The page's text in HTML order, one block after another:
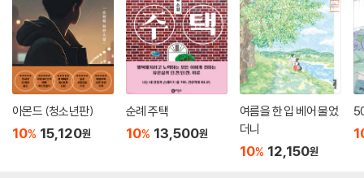
아몬드 (청소년판)
10% 15,120원
순례 주택
10% 13,500원
여름을 한 입 베어 물었
더니
10% 12,150원